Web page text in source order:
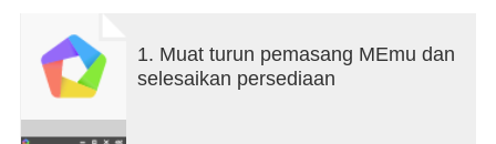
သူများ၏ ကမ္ဘာလုံးဆိုင်ရာအသိုင်းအဝန်းနှင့် ချိတ်ဆက်
ကာ ကိုယ်အလေးချိန်ကိုစတင်ကာ သင့်ပန်းတိုင်များကို
ကျန်းမာသောနည်းလမ်းဖြင့် အောင်မြင်အောင်
လုပ်ဆောင်ပါ။
1. Muat turun pemasang MEmu dan
selesaikan persediaan